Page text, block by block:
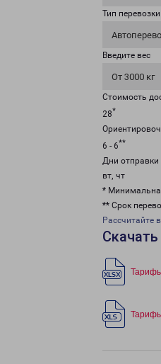
Тип перевозки
Введите вес
От 3000 кг
Стоимость
28*
6 - 6**
Дни отправки
вт, чт
*
** Срок
Рассчитайте
Тарифы